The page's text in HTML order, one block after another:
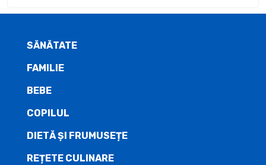
SĂNĂTATE
FAMILIE
BEBE
COPILUL
DIETĂ ŞI FRUMUSEȚE
REȚETE CULINARE